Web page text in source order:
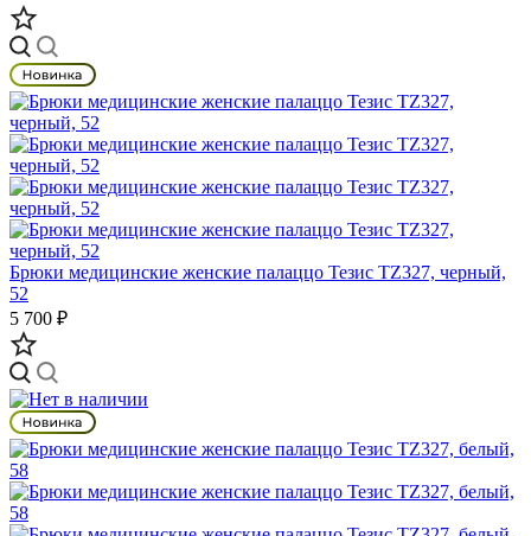
Брюки медицинские женские палаццо Тезис TZ327, черный,
52
5 700 ₽